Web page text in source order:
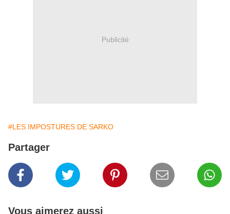
Publicité
#LES IMPOSTURES DE SARKO
Partager
Vous aimerez aussi